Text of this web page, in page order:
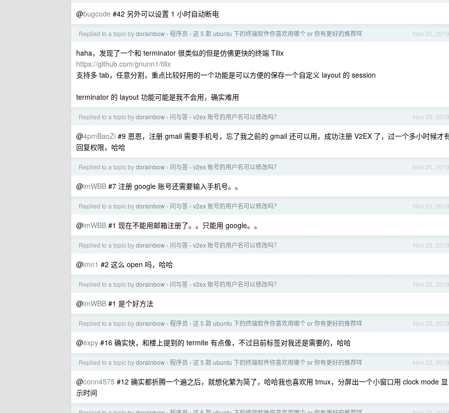
@bugcode #42 另外可以设置 1 小时自动断电
Nov 25, 2019
Replied to a topic bydorainbow › 程序员 › 这 5 款 ubuntu 下的终端软件你喜欢用哪个 or 你有更好的推荐咩
haha，发现了一个和 terminator 很类似的但是仿佛更快的终端 Tilix
https://github.com/gnunn1/tilix
支持多 tab，任意分割，重点比较好用的一个功能是可以方便的保存一个自定义 layout 的 session
terminator 的 layout 功能可能是我不会用，确实难用
Nov 25, 2019
Replied to a topic bydorainbow › 问与答 › v2ex 账号的用户名可以修改吗？
@4pmBaoZi #9 恩恩，注册 gmail 需要手机号，忘了我之前的 gmail 还可以用，成功注册 V2EX 了，过一个多小时候才
回复权限，哈哈
Nov 25, 2019
Replied to a topic bydorainbow › 问与答 › v2ex 账号的用户名可以修改吗？
@imWBB #7 注册 google 账号还需要输入手机号。。
Nov 25, 2019
Replied to a topic bydorainbow › 问与答 › v2ex 账号的用户名可以修改吗？
@imWBB #1 现在不能用邮箱注册了。。只能用 google。。
Nov 25, 2019
Replied to a topic bydorainbow › 问与答 › v2ex 账号的用户名可以修改吗？
@imn1 #2 这么 open 吗，哈哈
Nov 25, 2019
Replied to a topic bydorainbow › 问与答 › v2ex 账号的用户名可以修改吗？
@imWBB #1 是个好方法
Nov 25, 2019
Replied to a topic bydorainbow › 程序员 › 这 5 款 ubuntu 下的终端软件你喜欢用哪个 or 你有更好的推荐咩
@expy #16 确实快，和楼上提到的 termite 有点像，不过目前标签对我还是需要的，哈哈
Nov 22, 2019
Replied to a topic bydorainbow › 程序员 › 这 5 款 ubuntu 下的终端软件你喜欢用哪个 or 你有更好的推荐咩
@conn4575 #12 确实都折腾一个遍之后，就想化繁为简了，哈哈我也喜欢用 tmux，分屏出一个小窗口用 clock mode 显
示时间